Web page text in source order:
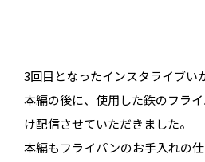
3回目となったインスタライブい
本編の後に、使用した鉄のフラ
け配信させていただきました。
本編もフライパンのお手入れの